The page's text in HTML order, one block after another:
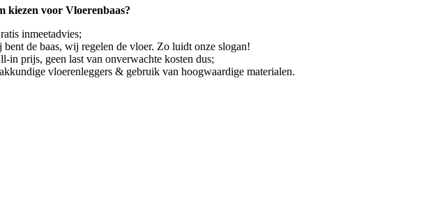
kiezen voor Vloerenbaas?
inmeetadvies;
bent de baas, wij regelen de vloer. Zo luidt onze slogan!
in prijs, geen last van onverwachte kosten dus;
vloerenleggers & gebruik van hoogwaardige materialen.